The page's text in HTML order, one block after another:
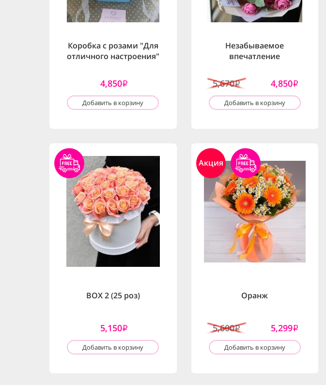
Коробка с розами "Для
отличного настроения"
4,850i
Добавить в корзину
Незабываемое
впечатление
5,670i 4,850i
Добавить в корзину
BOX 2 (25 роз)
5,150i
Добавить в корзину
Акция
Оранж
5,600i 5,299i
Добавить в корзину